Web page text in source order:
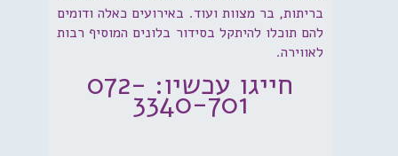
בריתות, בר מצוות ועוד. באירועים כאלה ודומים
להם תוכלו להיתקל בסידור בלונים המוסיף רבות
לאווירה.
חייגו עכשיו: 072-
3340-701